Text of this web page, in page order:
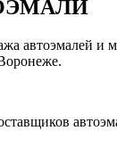
автоэмалей и